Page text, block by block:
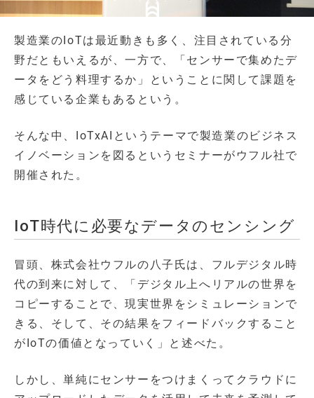
製造業のIoTは最近動きも多く、注目されている分
野だともいえるが、一方で、「センサーで集めたデ
ータをどう料理するか」ということに関して課題を
感じている企業もあるという。
そんな中、IoTxAIというテーマで製造業のビジネス
イノベーションを図るというセミナーがウフル社で
開催された。
IoT時代に必要なデータのセンシング
冒頭、株式会社ウフルの八子氏は、フルデジタル時
代の到来に対して、「デジタル上へリアルの世界を
コピーすることで、現実世界をシミュレーションで
きる、そして、その結果をフィードバックすること
がIoTの価値となっていく」と述べた。
しかし、単純にセンサーをつけまくってクラウドに